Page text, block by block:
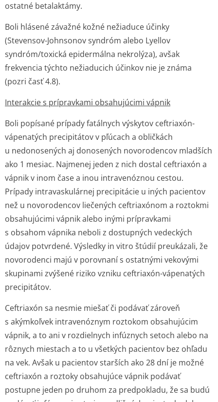
ostatné betalaktámy.
Boli hlásené závažné kožné nežiaduce účinky
(Stevensov-Johnsonov syndróm alebo Lyellov
syndróm/toxická epidermálna nekrolýza), avšak
frekvencia týchto nežiaducich účinkov nie je známa
(pozri časť 4.8).
Interakcie s prípravkami obsahujúcimi vápnik
Boli popísané prípady fatálnych výskytov ceftriaxón-
vápenatých precipitátov v pľúcach a obličkách
u nedonosených aj donosených novorodencov mladších
ako 1 mesiac. Najmenej jeden z nich dostal ceftriaxón a
vápnik v inom čase a inou intravenóznou cestou.
Prípady intravaskulárnej precipitácie u iných pacientov
než u novorodencov liečených ceftriaxónom a roztokmi
obsahujúcimi vápnik alebo inými prípravkami
s obsahom vápnika neboli z dostupných vedeckých
údajov potvrdené. Výsledky in vitro štúdií preukázali, že
novorodenci majú v porovnaní s ostatnými vekovými
skupinami zvýšené riziko vzniku ceftriaxón-vápenatých
precipitátov.
Ceftriaxón sa nesmie miešať či podávať zároveň
s akýmkoľvek intravenóznym roztokom obsahujúcim
vápnik, a to ani v rozdielnych infúznych setoch alebo na
rôznych miestach a to u všetkých pacientov bez ohľadu
na vek. Avšak u pacientov starších ako 28 dní je možné
ceftriaxón a roztoky obsahujúce vápnik podávať
postupne jeden po druhom za predpokladu, že sa budú